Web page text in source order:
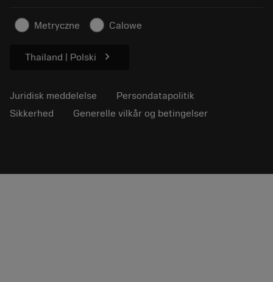
Til pressen
Metryczne Calowe
Thailand | Polski chevron_right
Juridisk meddelelse
Persondatapolitik
Sikkerhed
Generelle vilkår og betingelser